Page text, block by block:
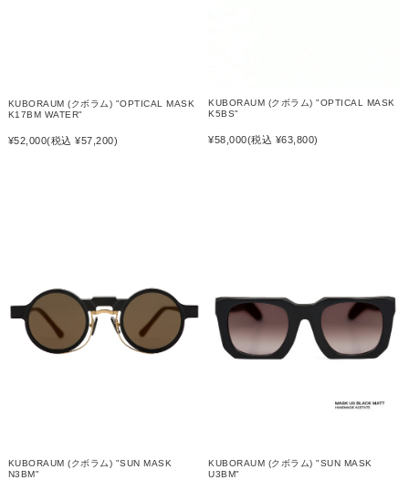
KUBORAUM (クボラム) "OPTICAL MASK
K17BM WATER"
¥52,000(税込 ¥57,200)
KUBORAUM (クボラム) "OPTICAL MASK
K5BS"
¥58,000(税込 ¥63,800)
KUBORAUM (クボラム) "SUN MASK
N3BM"
KUBORAUM (クボラム) "SUN MASK
U3BM"